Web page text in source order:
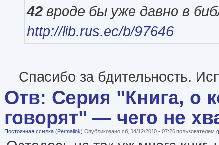
42вроде бы уже давно в
http://lib.rus.ec/b/97646
Спасибо за бдительность.
Отв: Серия "Книга, о
говорят" — чего не
Постоянная ссылка (Permalink) Опубликовано сб, 04/12/2010 - 07:26 пользователем